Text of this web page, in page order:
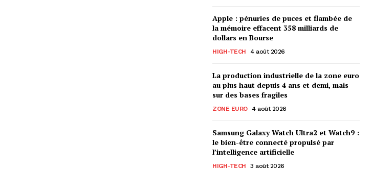
Apple : pénuries de puces et flambée de
la mémoire effacent 358 milliards de
dollars en Bourse
HIGH-TECH 4 août 2026
La production industrielle de la zone euro
au plus haut depuis 4 ans et demi, mais
sur des bases fragiles
ZONE EURO 4 août 2026
Samsung Galaxy Watch Ultra2 et Watch9 :
le bien-être connecté propulsé par
l’intelligence artificielle
HIGH-TECH 3 août 2026